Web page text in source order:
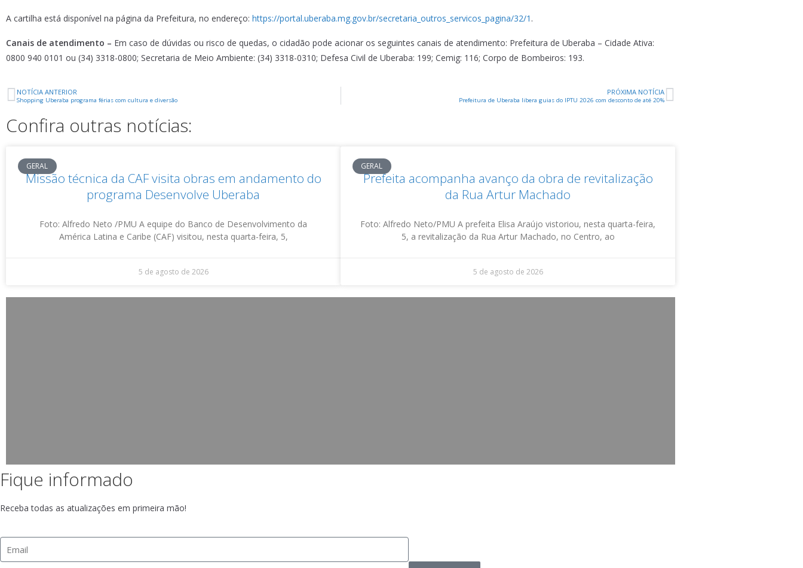
A cartilha está disponível na página da Prefeitura, no endereço: https://portal.uberaba.mg.gov.br/secretaria_outros_servicos_pagina/32/1 .
Canais de atendimento – Em caso de dúvidas ou risco de quedas, o cidadão pode acionar os seguintes canais de atendimento: Prefeitura de Uberaba – Cidade Ativa:
0800 940 0101 ou (34) 3318-0800; Secretaria de Meio Ambiente: (34) 3318-0310; Defesa Civil de Uberaba: 199; Cemig: 116; Corpo de Bombeiros: 193.
NOTÍCIA ANTERIOR
Shopping Uberaba programa férias com cultura e diversão
PRÓXIMA NOTÍCIA
Prefeitura de Uberaba libera guias do IPTU 2026 com desconto de até 20%
Confira outras notícias:
GERAL
Missão técnica da CAF visita obras em andamento do
programa Desenvolve Uberaba
Foto: Alfredo Neto /PMU A equipe do Banco de Desenvolvimento da
América Latina e Caribe (CAF) visitou, nesta quarta-feira, 5,
5 de agosto de 2026
GERAL
Prefeita acompanha avanço da obra de revitalização
da Rua Artur Machado
Foto: Alfredo Neto/PMU A prefeita Elisa Araújo vistoriou, nesta quarta-feira,
5, a revitalização da Rua Artur Machado, no Centro, ao
5 de agosto de 2026
Fique informado
Receba todas as atualizações em primeira mão!